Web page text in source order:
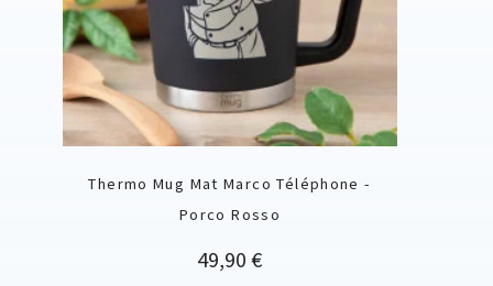
Thermo Mug Mat Marco Téléphone -
Porco Rosso
Prix
49,90 €